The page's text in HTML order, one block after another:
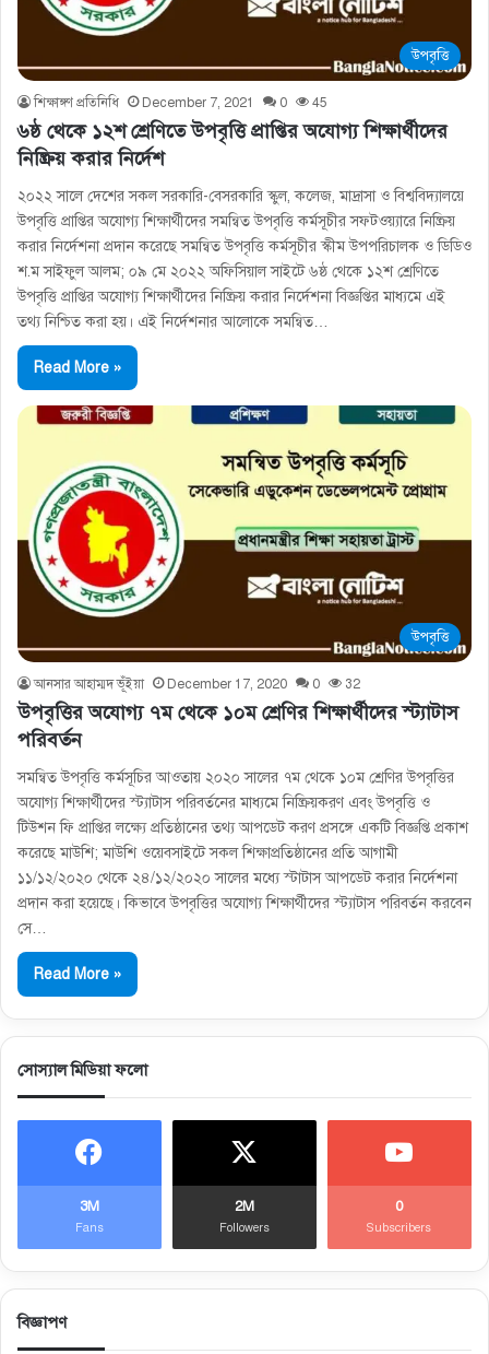
উপবৃত্তি
শিক্ষাঙ্গণ প্রতিনিধি December 7, 2021 0 45
৬ষ্ঠ থেকে ১২শ শ্রেণিতে উপবৃত্তি প্রাপ্তির অযোগ্য শিক্ষার্থীদের
নিষ্ক্রিয় করার নির্দেশ
২০২২ সালে দেশের সকল সরকারি-বেসরকারি স্কুল, কলেজ, মাদ্রাসা ও বিশ্ববিদ্যালয়ে
উপবৃত্তি প্রাপ্তির অযোগ্য শিক্ষার্থীদের সমন্বিত উপবৃত্তি কর্মসূচীর সফটওয়্যারে নিষ্ক্রিয়
করার নির্দেশনা প্রদান করেছে সমন্বিত উপবৃত্তি কর্মসূচীর স্কীম উপপরিচালক ও ডিডিও
শ.ম সাইফুল আলম; ০৯ মে ২০২২ অফিসিয়াল সাইটে ৬ষ্ঠ থেকে ১২শ শ্রেণিতে
উপবৃত্তি প্রাপ্তির অযোগ্য শিক্ষার্থীদের নিষ্ক্রিয় করার নির্দেশনা বিজ্ঞপ্তির মাধ্যমে এই
তথ্য নিশ্চিত করা হয়। এই নির্দেশনার আলোকে সমন্বিত…
Read More »
উপবৃত্তি
আনসার আহাম্মদ ভূঁইয়া December 17, 2020 0 32
উপবৃত্তির অযোগ্য ৭ম থেকে ১০ম শ্রেণির শিক্ষার্থীদের স্ট্যাটাস
পরিবর্তন
সমন্বিত উপবৃত্তি কর্মসূচির আওতায় ২০২০ সালের ৭ম থেকে ১০ম শ্রেণির উপবৃত্তির
অযোগ্য শিক্ষার্থীদের স্ট্যাটাস পরিবর্তনের মাধ্যমে নিষ্ক্রিয়করণ এবং উপবৃত্তি ও
টিউশন ফি প্রাপ্তির লক্ষ্যে প্রতিষ্ঠানের তথ্য আপডেট করণ প্রসঙ্গে একটি বিজ্ঞপ্তি প্রকাশ
করেছে মাউশি; মাউশি ওয়েবসাইটে সকল শিক্ষাপ্রতিষ্ঠানের প্রতি আগামী
১১/১২/২০২০ থেকে ২৪/১২/২০২০ সালের মধ্যে স্টাটাস আপডেট করার নির্দেশনা
প্রদান করা হয়েছে। কিভাবে উপবৃত্তির অযোগ্য শিক্ষার্থীদের স্ট্যাটাস পরিবর্তন করবেন
সে…
Read More »
সোস্যাল মিডিয়া ফলো
3M
Fans
2M
Followers
0
Subscribers
বিজ্ঞাপণ